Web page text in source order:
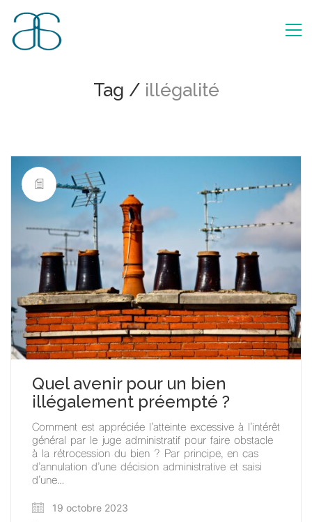
Tag / illégalité
Quel avenir pour un bien
illégalement préempté ?
Comment est appréciée l’atteinte excessive à l’intérêt
général par le juge administratif pour faire obstacle
à la rétrocession du bien ? Par principe, en cas
d’annulation d’une décision administrative et saisi
d’une…
19 octobre 2023